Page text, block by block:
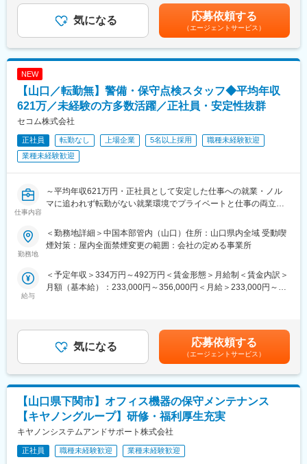
ステムの更新や新規導入のプロジェクトに参画・推進していただ
きます。
常駐するお客様先により、求められるスキルセットは異なり、シ
■働き方：
・年間休日120日、完全週休2日制（土日祝）
・女性が働きやすい職場
※充実した育児時短勤務制度など女性が働きやすい環境整備を行っ
■教育体制魅力：
◇富士通パートナー企業：グループ間取引や富士通グループの研
◇自社内完結型のサービス提供：自社内で要件定義から運用まで
サポートしますので、一気通貫のサービス提供が可能です。
◇資格取得制度：資格合格時の報奨金や費用の一部負担をしてい
■同社について
で取り組んでおります。また、当社は、富士通株式会社との強固
なパートナーシップ締結のもと（富士通パートナー※1，
FCA※2）、50年以上の実績を有する歴史ある会社です。
※１富士通製品やサービスを取り扱う会社、山口県2社
※２「富士通系情報処理サービス業グループ」、会員数105社、山
口県2社、2024年5月時点、情報処理サービスを行う日本最大規模
の協業組織
変更の範囲：会社の定める業務
は固定手当を含めた表記です。
気になる 応募依頼する
（エージェントサービス）
NEW
【山口／転勤無】警備・保守点検スタッフ◆平均年収
621万／未経験の方多数活躍／正社員・安定性抜群
セコム株式会社
正社員 転勤なし 上場企業 5名以上採用
職種未経験歓迎
業種未経験歓迎
仕事内容
～平均年収621万円・正社員として安定した仕事への就業・ノル
マに追われず転勤がない就業環境でプライベートと仕事の両立が
■業務概要
ご契約先に設置された防犯センサーが異常を検知した際や、火災
信号、救急信号を受信した際に、コントロールセンターの指示で
被害の拡大防止や未然の防止が目的のため危険を冒すことはござ
いません。
■業務詳細
・駆け付け対処：個人宅やATM、交通事故現場へ駆けつけての一
次対応。
・保守点検：センサーや電池の交換。
・その他：緊急対処、巡回、警備強化の提案等
■セコムで働く魅力
勤務地
＜勤務地詳細＞中国本部管内（山口）住所：山口県内全域 受動喫
煙対策：屋内全面禁煙変更の範囲：会社の定める事業所
給与
＜予定年収＞334万円～492万円＜賃金形態＞月給制＜賃金内訳＞
月額（基本給）：233,000円～356,000円＜月給＞233,000円～
例 30歳、配偶者あり、子あり、賃貸、残業２０時間、転勤あ
り、標準評価の場合賃金はあくまでも目安の金額であり、選考を
通じて上下する可能性があります。月給(月額)は固定手当を含めた
表記です。
気になる 応募依頼する
（エージェントサービス）
【山口県下関市】オフィス機器の保守メンテナンス
【キヤノングループ】研修・福利厚生充実
キヤノンシステムアンドサポート株式会社
正社員 職種未経験歓迎 業種未経験歓迎